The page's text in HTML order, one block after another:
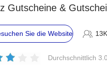
Gutscheine &
Sie die Website
Durchschnittlich